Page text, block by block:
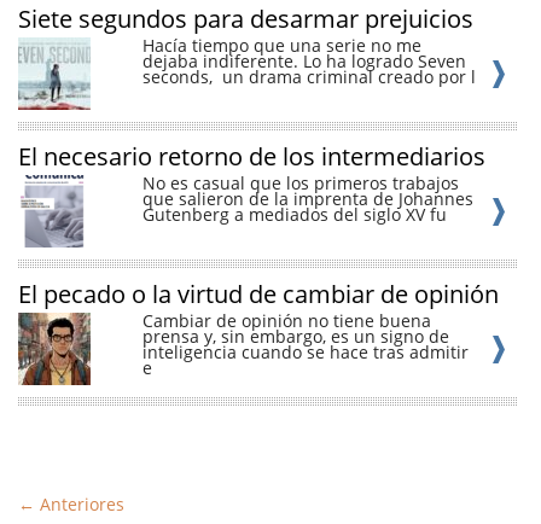
Siete segundos para desarmar prejuicios
Hacía tiempo que una serie no me
dejaba indiferente. Lo ha logrado Seven
seconds, un drama criminal creado por l
El necesario retorno de los intermediarios
No es casual que los primeros trabajos
que salieron de la imprenta de Johannes
Gutenberg a mediados del siglo XV fu
El pecado o la virtud de cambiar de opinión
Cambiar de opinión no tiene buena
prensa y, sin embargo, es un signo de
inteligencia cuando se hace tras admitir
e
← Anteriores